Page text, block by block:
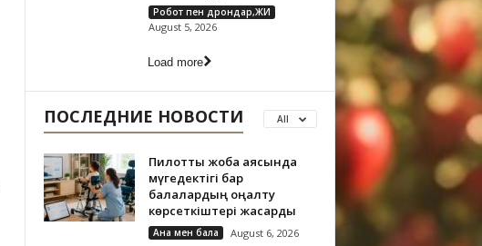
Робот пен дрондар,ЖИ
August 5, 2026
Load more
ПОСЛЕДНИЕ НОВОСТИ All
Пилоттық жоба аясында
мүгедектігі бар
балалардың оңалту
көрсеткіштері жақсарды
Ана мен бала August 6, 2026